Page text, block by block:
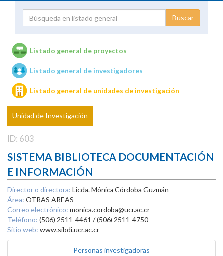
Unidades de investigación
Listado general de proyectos
Listado general de investigadores
Listado general de unidades de investigación
Unidad de Investigación
ID: 603
SISTEMA BIBLIOTECA DOCUMENTACIÓN
E INFORMACIÓN
Director o directora: Licda. Mónica Córdoba Guzmán
Área: OTRAS AREAS
Correo electrónico: monica.cordoba@ucr.ac.cr
Teléfono: (506) 2511-4461 / (506) 2511-4750
Sitio web: www.sibdi.ucr.ac.cr
Personas investigadoras